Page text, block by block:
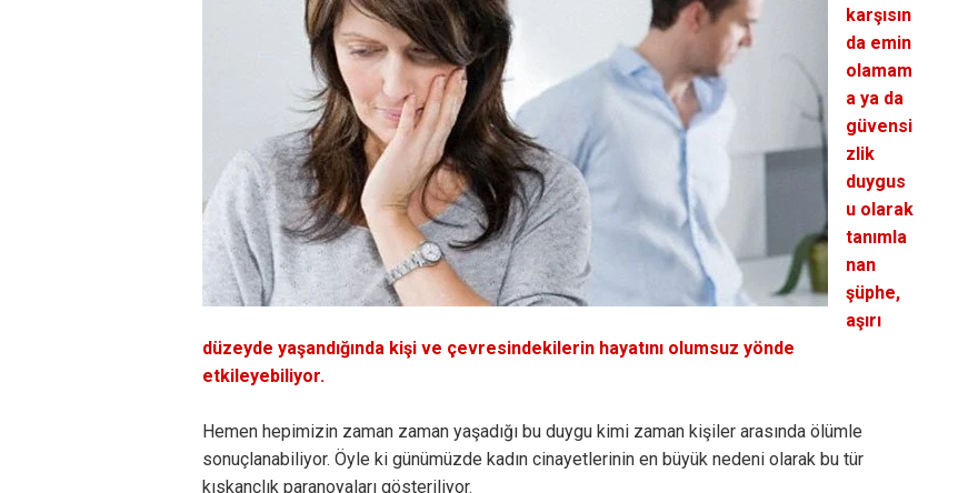
karşısın
da emin
olamam
a ya da
güvensi
zlik
duygus
u olarak
tanımla
nan
şüphe,
aşırı
düzeyde yaşandığında kişi ve çevresindekilerin hayatını olumsuz yönde
etkileyebiliyor.
Hemen hepimizin zaman zaman yaşadığı bu duygu kimi zaman kişiler arasında ölümle
sonuçlanabiliyor. Öyle ki günümüzde kadın cinayetlerinin en büyük nedeni olarak bu tür
kıskançlık paranoyaları gösteriliyor.